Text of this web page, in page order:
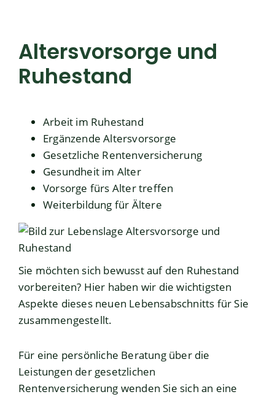
Altersvorsorge und
Ruhestand
Arbeit im Ruhestand
Ergänzende Altersvorsorge
Gesetzliche Rentenversicherung
Gesundheit im Alter
Vorsorge fürs Alter treffen
Weiterbildung für Ältere
Sie möchten sich bewusst auf den Ruhestand
vorbereiten? Hier haben wir die wichtigsten
Aspekte dieses neuen Lebensabschnitts für Sie
zusammengestellt.
Für eine persönliche Beratung über die
Leistungen der gesetzlichen
Rentenversicherung wenden Sie sich an eine